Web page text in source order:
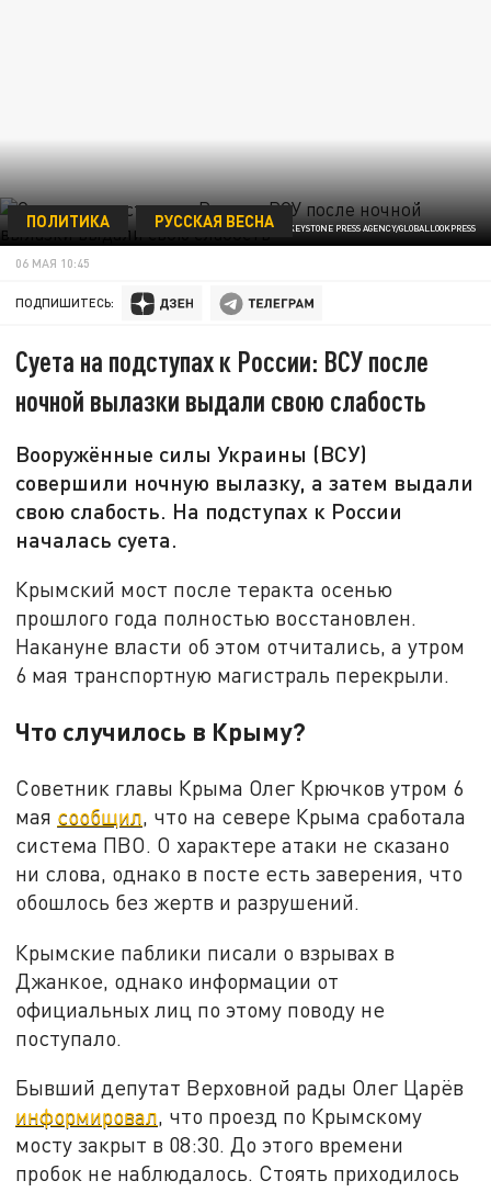
ФОТО: VYACHESLAV MADIYEVSKYY/KEYSTONE PRESS AGENCY/GLOBALLOOKPRESS
ПОЛИТИКА РУССКАЯ ВЕСНА
06 МАЯ 10:45
ПОДПИШИТЕСЬ:
Суета на подступах к России: ВСУ после
ночной вылазки выдали свою слабость
Вооружённые силы Украины (ВСУ)
совершили ночную вылазку, а затем выдали
свою слабость. На подступах к России
началась суета.
Крымский мост после теракта осенью
прошлого года полностью восстановлен.
Накануне власти об этом отчитались, а утром
6 мая транспортную магистраль перекрыли.
Что случилось в Крыму?
Советник главы Крыма Олег Крючков утром 6
мая сообщил, что на севере Крыма сработала
система ПВО. О характере атаки не сказано
ни слова, однако в посте есть заверения, что
обошлось без жертв и разрушений.
Крымские паблики писали о взрывах в
Джанкое, однако информации от
официальных лиц по этому поводу не
поступало.
Бывший депутат Верховной рады Олег Царёв
информировал, что проезд по Крымскому
мосту закрыт в 08:30. До этого времени
пробок не наблюдалось. Стоять приходилось